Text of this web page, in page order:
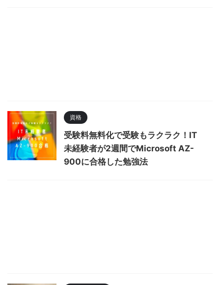
資格
受験料無料化で受験もラクラク！IT
未経験者が2週間でMicrosoft AZ-
900に合格した勉強法